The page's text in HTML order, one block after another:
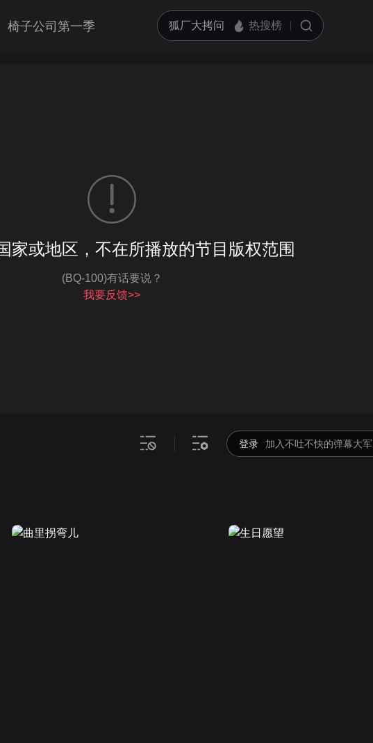
椅子公司第一季
家或地区，不在所播放的节目版权范围
(BQ-100)有话要说？
我要反馈>>
亮度
登录 加入不吐不快的弹幕大军